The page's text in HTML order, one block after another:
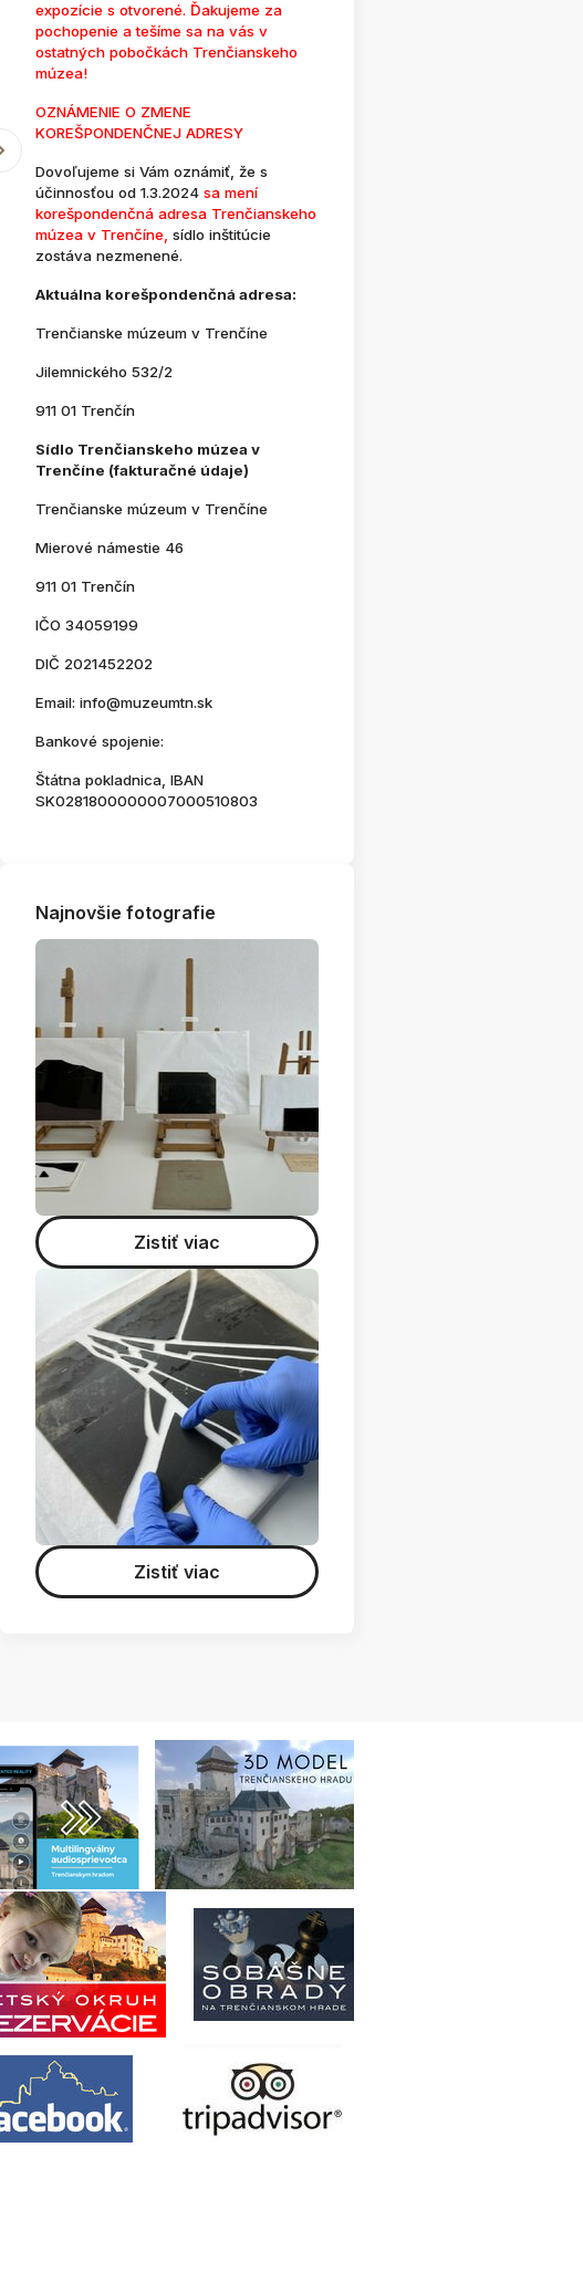
DSC_0830
expozície s otvorené. Ďakujeme za
pochopenie a tešíme sa na vás v
ostatných pobočkách Trenčianskeho
múzea!
OZNÁMENIE O ZMENE
KOREŠPONDENČNEJ ADRESY
Dovoľujeme si Vám oznámiť, že s
účinnosťou od 1.3.2024 sa mení
korešpondenčná adresa Trenčianskeho
múzea v Trenčíne, sídlo inštitúcie
zostáva nezmenené.
Aktuálna korešpondenčná adresa:
Trenčianske múzeum v Trenčíne
Jilemnického 532/2
911 01 Trenčín
Sídlo Trenčianskeho múzea v
Trenčíne (fakturačné údaje)
Trenčianske múzeum v Trenčíne
Mierové námestie 46
911 01 Trenčín
IČO 34059199
DIČ 2021452202
Email: info@muzeumtn.sk
Bankové spojenie:
Štátna pokladnica, IBAN
SK0281800000007000510803
Najnovšie fotografie
Zistiť viac
Zistiť viac